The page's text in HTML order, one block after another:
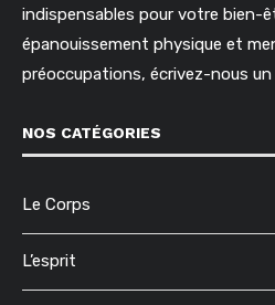
indispensables pour votre bien-
épanouissement physique et
préoccupations, écrivez-nous un
NOS CATÉGORIES
Le Corps
L’esprit